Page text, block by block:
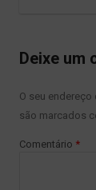
Deixe um
O seu endereço
são marcados
Comentário *